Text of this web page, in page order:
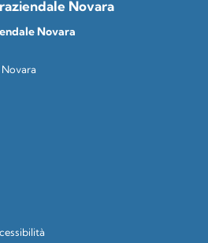
Novara
Novara